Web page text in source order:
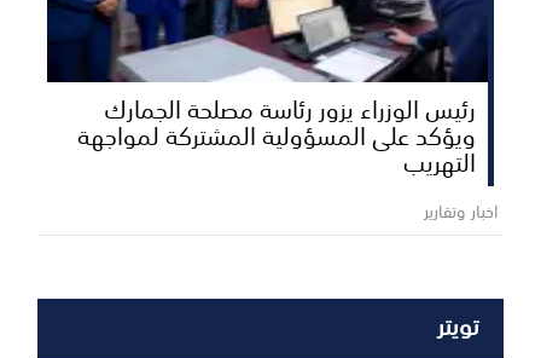
رئيس الوزراء يزور رئاسة مصلحة الجمارك
ويؤكد على المسؤولية المشتركة لمواجهة
التهريب
اخبار وتقارير
تويتر